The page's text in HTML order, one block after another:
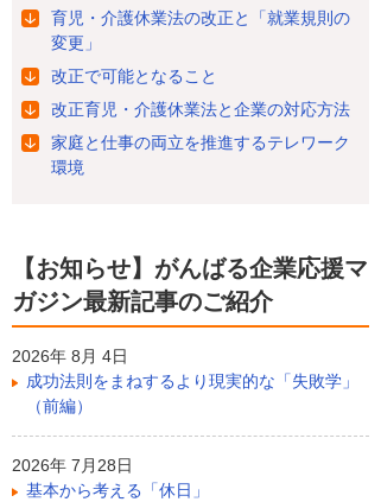
育児・介護休業法の改正と「就業規則の
変更」
改正で可能となること
改正育児・介護休業法と企業の対応方法
家庭と仕事の両立を推進するテレワーク
環境
【お知らせ】がんばる企業応援マ
ガジン最新記事のご紹介
2026年 8月 4日
成功法則をまねするより現実的な「失敗学」
（前編）
2026年 7月28日
基本から考える「休日」